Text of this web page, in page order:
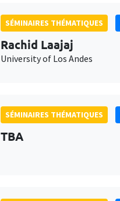
SÉMINAIRES THÉMATIQUES
Rachid Laajaj
University of Los Andes
SÉMINAIRES THÉMATIQUES
TBA